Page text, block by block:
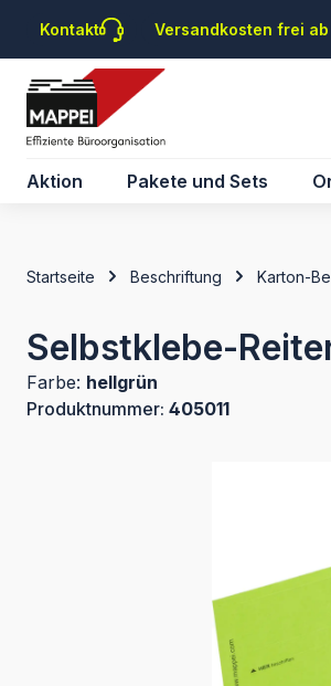
Hauptinhalt springen
Zur Suche springen
Zur Hauptnavigation springen
Kontakt Versandkosten frei
Aktion Pakete und Sets
Startseite Beschriftung Karton-
Selbstklebe-
Farbe: hellgrün
Produktnummer: 405011